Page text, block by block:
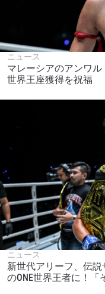
ニュース
マレーシアのアンワル
世界王座獲得を祝福
ニュース
新世代アリーフ、伝
のONE世界王者に！「